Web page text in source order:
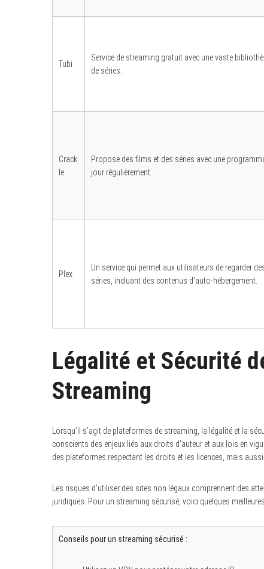
Tubi
Service de streaming gratuit avec une vaste
de séries.
Crack
le
Propose des films et des séries avec une
jour régulièrement.
Plex
Un service qui permet aux utilisateurs de regarder
séries, incluant des contenus d’auto-hébergement.
Légalité et Sécurité
Streaming
Lorsqu’il s’agit de plateformes de streaming, la légalité et la
conscients des enjeux liés aux droits d’auteur et aux lois en
des plateformes respectant les droits et les licences, mais
Les risques d’utiliser des sites non légaux comprennent des
juridiques. Pour un streaming sécurisé, voici quelques
Conseils pour un streaming sécurisé :
: